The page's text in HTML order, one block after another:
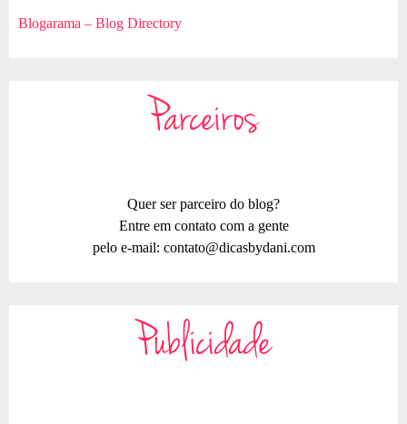
Blogarama – Blog Directory
Parceiros
Quer ser parceiro do blog?
Entre em contato com a gente
pelo e-mail: contato@dicasbydani.com
Publicidade